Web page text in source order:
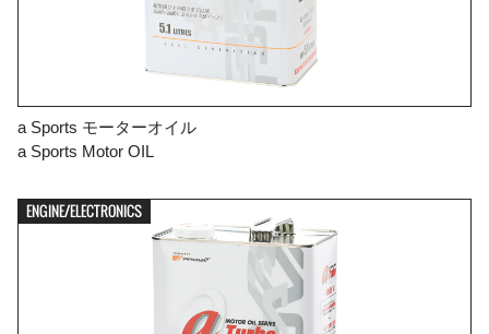
a Sports モーターオイル
a Sports Motor OIL
ENGINE/ELECTRONICS